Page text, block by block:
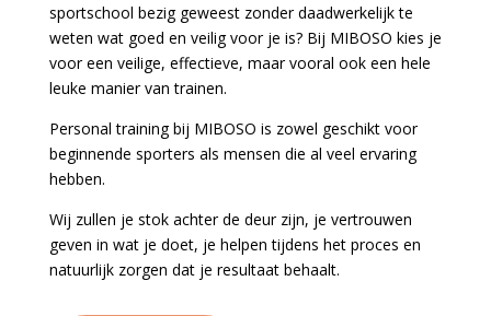
sportschool bezig geweest zonder daadwerkelijk te
weten wat goed en veilig voor je is? Bij MIBOSO kies je
voor een veilige, effectieve, maar vooral ook een hele
leuke manier van trainen.
Personal training bij MIBOSO is zowel geschikt voor
beginnende sporters als mensen die al veel ervaring
hebben.
Wij zullen je stok achter de deur zijn, je vertrouwen
geven in wat je doet, je helpen tijdens het proces en
natuurlijk zorgen dat je resultaat behaalt.